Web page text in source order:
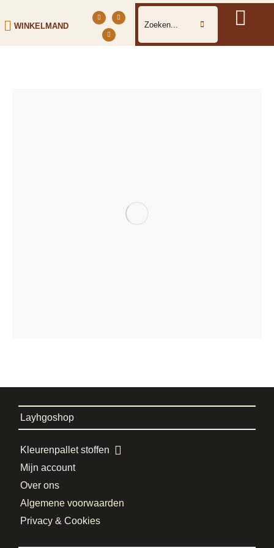
WINKELMAND
Layhgoshop
Kleurenpallet stoffen
Mijn account
Over ons
Algemene voorwaarden
Privacy & Cookies